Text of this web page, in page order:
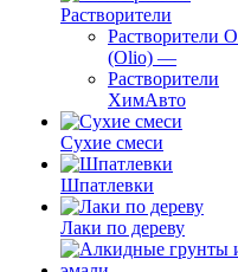
Растворители
Растворители
(Olio) —
Растворители
ХимАвто
Сухие смеси
Шпатлевки
Лаки по дереву